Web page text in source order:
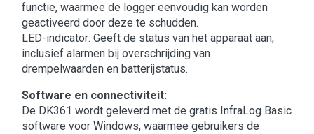
functie, waarmee de logger eenvoudig kan worden
geactiveerd door deze te schudden.
LED-indicator: Geeft de status van het apparaat aan,
inclusief alarmen bij overschrijding van
drempelwaarden en batterijstatus.
Software en connectiviteit:
De DK361 wordt geleverd met de gratis InfraLog Basic
software voor Windows, waarmee gebruikers de